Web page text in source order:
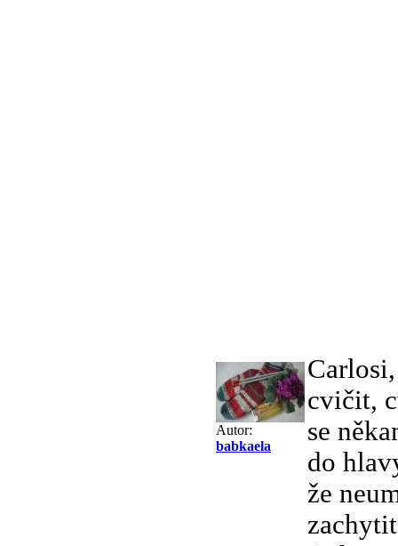
Autor:
babkaela
cvičit,
se
do
že